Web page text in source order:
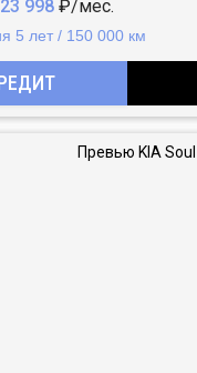
23 998 ₽/мес.
5 лет / 150 000 км